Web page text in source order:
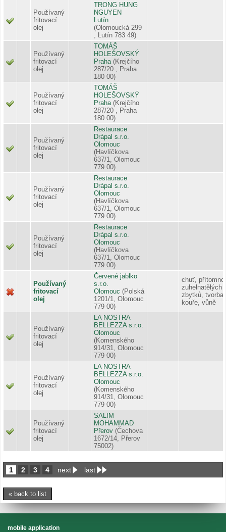
Používaný
fritovací
olej
TRONG HUNG
NGUYEN
Lutín
(Olomoucká 299
, Lutín 783 49)
Používaný
fritovací
olej
TOMÁŠ
HOLEŠOVSKÝ
Praha (Krejčího
287/20 , Praha
180 00)
Používaný
fritovací
olej
TOMÁŠ
HOLEŠOVSKÝ
Praha (Krejčího
287/20 , Praha
180 00)
Používaný
fritovací
olej
Restaurace
Drápal s.r.o.
Olomouc
(Havlíčkova
637/1, Olomouc
779 00)
Používaný
fritovací
olej
Restaurace
Drápal s.r.o.
Olomouc
(Havlíčkova
637/1, Olomouc
779 00)
Používaný
fritovací
olej
Restaurace
Drápal s.r.o.
Olomouc
(Havlíčkova
637/1, Olomouc
779 00)
Používaný
fritovací
olej
Červené jablko
s.r.o.
Olomouc (Polská
1201/1, Olomouc
779 00)
chuť,
zuhelnatělých
zbytků, tvorba
kouře, vůně
Používaný
fritovací
olej
LA NOSTRA
BELLEZZA s.r.o.
Olomouc
(Komenského
914/31, Olomouc
779 00)
Používaný
fritovací
olej
LA NOSTRA
BELLEZZA s.r.o.
Olomouc
(Komenského
914/31, Olomouc
779 00)
Používaný
fritovací
olej
SALIM
MOHAMMAD
Přerov (Čechova
1672/14, Přerov
75002)
1 2 3 4 next last
« back to list
mobile application